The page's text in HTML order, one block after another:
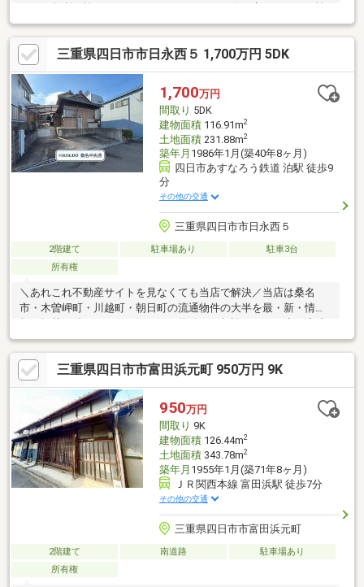
3LDK■各所に施されたアクセントクロスが、遊び心とデザイン性
を楽しめる住まい。■ロフト付きで収納や趣味スペースにも便利■
キッチン横に家事室を備え、バルコニーへ直接出入りできる便利
な動線☆■落ち着いた雰囲気の閑静な住宅街に位置し、ゆったり
と暮らせる住環境です。■日常の買い物がしやすい、コンビニ・
ドラッグストアが身近に揃う便利な住環境です。※居住中のた
め、見学をご希望の際は事前にご相談ください。
三重県四日市市日永西５ 1,700万円 5DK
1,700万円
間取り 5DK
建物面積116.91m2
土地面積231.88m2
築年月 1986年1月(築40年8ヶ月)
四日市あすなろう鉄道 泊駅 徒歩9
分
その他の交通
三重県四日市市日永西５
2階建て 駐車場あり
駐車3台
所有権
＼あれこれ不動産サイトを見なくても当店で解決／当店は桑名
市・木曽岬町・川越町・朝日町の流通物件の大半を最・新・情・
学校／南中学校◆三交バス「泊駅口」停まで徒歩約7分◆駐車場
カーポート1台分あり◆洗面、バス、キッチン窓あり◆スーパー
まで車で約5分※写真をクリックすると詳細をご覧いただけます＝
＝＝＝＝＝＝＝＝＝＝＝＝＝＝＝＝＝＝＝＝＝＝＝＝《失敗しな
い住宅ローン選び！》豊富な銀行金利情報を持っていますので、
お客様の安心ゆとりのある資金計画をご提案できます＝＝＝＝＝
＝＝＝＝＝＝＝＝＝＝＝＝＝＝＝＝＝＝＝＝
三重県四日市市富田浜元町 950万円 9K
950万円
間取り 9K
建物面積126.44m2
土地面積343.78m2
築年月 1955年1月(築71年8ヶ月)
ＪＲ関西本線 富田浜駅 徒歩7分
その他の交通
三重県四日市市富田浜元町
2階建て 南道路
駐車場あり
所有権